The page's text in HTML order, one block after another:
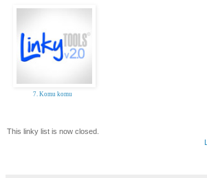
7. Komu komu
This linky list is now closed.